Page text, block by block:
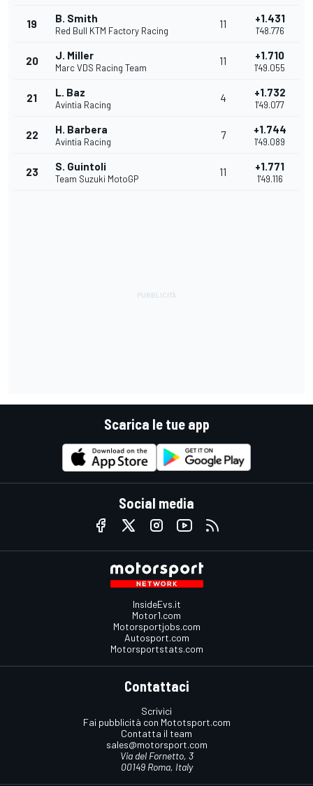
19 B. Smith
Red Bull KTM Factory Racing
11 +1.431
1'48.776
20 J. Miller
Marc VDS Racing Team
11 +1.710
1'49.055
21 L. Baz
Avintia Racing
4 +1.732
1'49.077
22 H. Barbera
Avintia Racing
7 +1.744
1'49.089
23 S. Guintoli
Team Suzuki MotoGP
11 +1.771
1'49.116
Scarica le tue app
Social media
InsideEvs.it
Motor1.com
Motorsportjobs.com
Autosport.com
Motorsportstats.com
Contattaci
Scrivici
Fai pubblicità con Mototsport.com
Contatta il team
sales@motorsport.com
Via del Fornetto, 3
00149 Roma, Italy